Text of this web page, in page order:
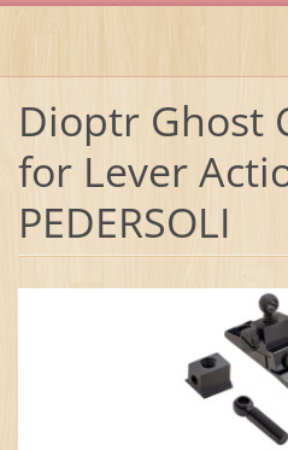
Dioptr Ghost
for Lever
PEDERSOLI